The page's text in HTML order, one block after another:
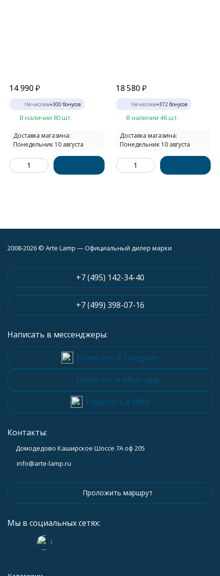
14 990₽
Начислим+300 бонусов
В наличии 80 шт.
Доставка магазина:
Понедельник 10 августа
18 580 ₽
Начислим+372 бонусов
В наличии 46 шт.
Доставка магазина:
Понедельник 10 августа
2008-2026 © Arte Lamp — Официальный дилер марки
+7 (495) 142-34-40
+7 (499) 398-07-16
Написать в мессенджеры:
Написать в Telegram
Написать в Whatsapp
Написать в MAX
Контакты:
Домодедово Каширское Шоссе 7А оф 205
info@arte-lamp.ru
Проложить маршрут
Мы в социальных сетях: